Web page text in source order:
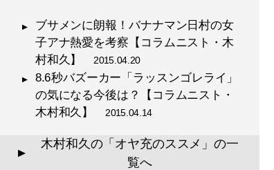
ブサメンに朗報！バナナマン日村の女
子アナ熱愛を考察【コラムニスト・木
村和久】
2015.04.20
8.6秒バズーカー「ラッスンゴレライ」
の気になる今後は？【コラムニスト・
木村和久】
2015.04.14
▲
木村和久の「オヤ充のススメ」の一
覧へ